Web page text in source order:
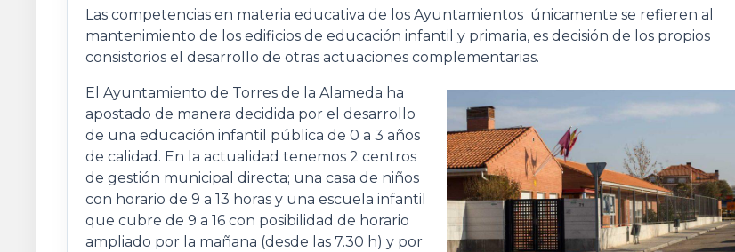
Las competencias en materia educativa de los Ayuntamientos únicamente se refieren al
mantenimiento de los edificios de educación infantil y primaria, es decisión de los propios
consistorios el desarrollo de otras actuaciones complementarias.
El Ayuntamiento de Torres de la Alameda ha
apostado de manera decidida por el desarrollo
de una educación infantil pública de 0 a 3 años
de calidad. En la actualidad tenemos 2 centros
de gestión municipal directa; una casa de niños
con horario de 9 a 13 horas y una escuela infantil
que cubre de 9 a 16 con posibilidad de horario
ampliado por la mañana (desde las 7.30 h) y por